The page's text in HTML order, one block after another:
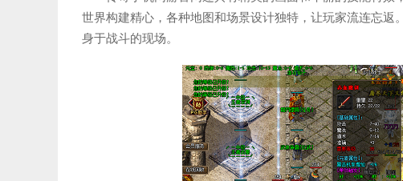
世界构建精心，各种地图和场景设计独特，让玩家流连忘
身于战斗的现场。